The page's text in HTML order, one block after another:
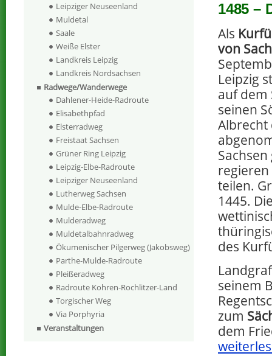
1485 –
Als
von
Leipzig
auf dem
seinen
Albrecht
teilen.
1445.
des
seinem
zum
dem
Leipziger Neuseenland
Muldetal
Saale
Weiße Elster
Landkreis Leipzig
Landkreis Nordsachsen
Radwege/Wanderwege
Dahlener-Heide-Radroute
Elisabethpfad
Elsterradweg
Freistaat Sachsen
Grüner Ring Leipzig
Leipzig-Elbe-Radroute
Leipziger Neuseenland
Lutherweg Sachsen
Mulde-Elbe-Radroute
Mulderadweg
Muldetalbahnradweg
Ökumenischer Pilgerweg (Jakobsweg)
Parthe-Mulde-Radroute
Pleißeradweg
Radroute Kohren-Rochlitzer-Land
Torgischer Weg
Via Porphyria
Veranstaltungen